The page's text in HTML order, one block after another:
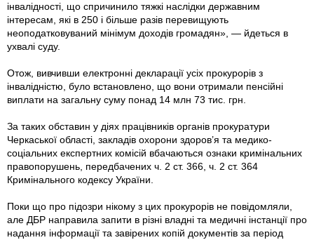
інвалідності, що спричинило тяжкі наслідки державним
інтересам, які в 250 і більше разів перевищують
неоподатковуваний мінімум доходів громадян», — йдеться в
ухвалі суду.
Отож, вивчивши електронні декларації усіх прокурорів з
інвалідністю, було встановлено, що вони отримали пенсійні
виплати на загальну суму понад 14 млн 73 тис. грн.
За таких обставин у діях працівників органів прокуратури
Черкаської області, закладів охорони здоров’я та медико-
соціальних експертних комісій вбачаються ознаки кримінальних
правопорушень, передбачених ч. 2 ст. 366, ч. 2 ст. 364
Кримінального кодексу України.
Поки що про підозри нікому з цих прокурорів не повідомляли,
але ДБР направила запити в різні владні та медичні інстанції про
надання інформації та завірених копій документів за період